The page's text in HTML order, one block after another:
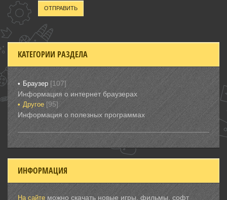
ОТПРАВИТЬ
КАТЕГОРИИ РАЗДЕЛА
Браузер [107]
Информация о интернет браузерах
Другое [95]
Информация о полезных программах
ИНФОРМАЦИЯ
На сайте можно скачать новые игры, фильмы, софт